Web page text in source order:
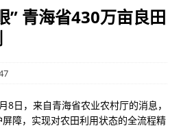
” 青海省430万亩良田
8日，来自青海省农业农村厅的消息，
障，实现对农田利用状态的全流程精